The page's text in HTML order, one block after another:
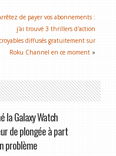
de payer vos abonnements :
j'ai trouvé 3 thrillers d'action
diffusés gratuitement sur
Roku Channel en ce moment »
la Galaxy Watch
de plongée à part
problème